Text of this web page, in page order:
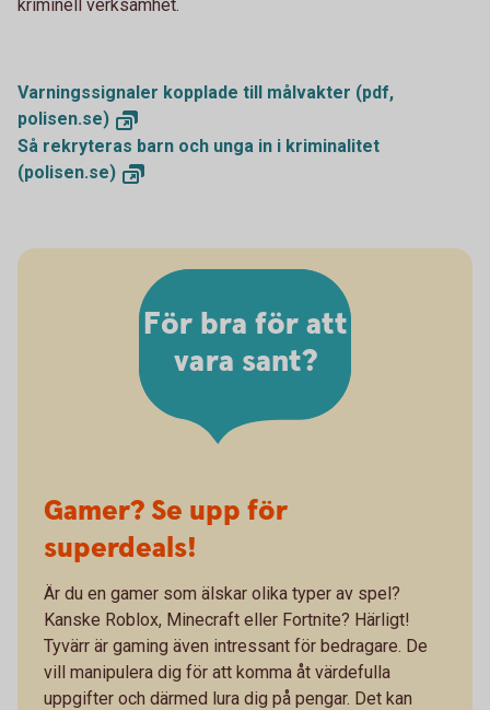
kriminell verksamhet.
Varningssignaler kopplade till målvakter (pdf,
polisen.se)
Så rekryteras barn och unga in i kriminalitet
(polisen.se)
Gamer? Se upp för
superdeals!
Är du en gamer som älskar olika typer av spel?
Kanske Roblox, Minecraft eller Fortnite? Härligt!
Tyvärr är gaming även intressant för bedragare. De
vill manipulera dig för att komma åt värdefulla
uppgifter och därmed lura dig på pengar. Det kan
För bra för att
vara sant?